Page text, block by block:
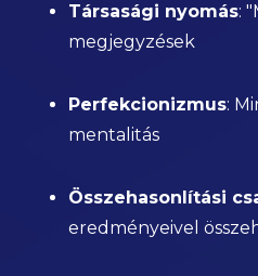
Társasági nyomás:
megjegyzések
Perfekcionizmus:
mentalitás
Összehasonlítási
eredményeivel